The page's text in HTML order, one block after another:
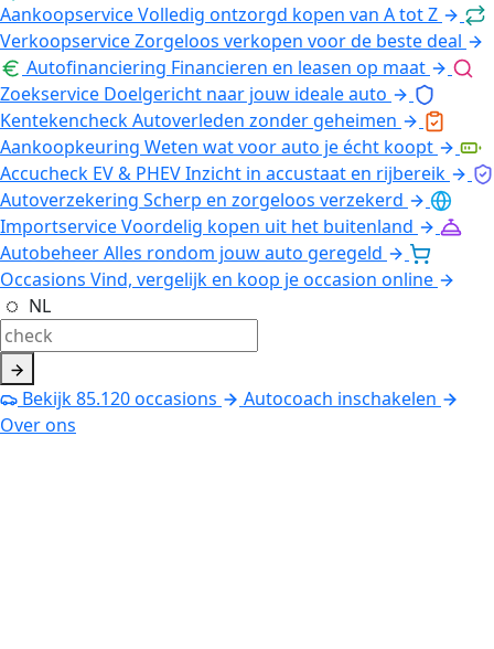
AankoopserviceVolledig ontzorgd kopen van A tot Z
VerkoopserviceZorgeloos verkopen voor de beste deal
Autofinanciering Financieren en leasen op maat
Zoekservice Doelgericht naar jouw ideale auto
KentekencheckAutoverleden zonder geheimen
Aankoopkeuring Weten wat voor auto je écht koopt
Accucheck EV & PHEVInzicht in accustaat en rijbereik
Autoverzekering Scherp en zorgeloos verzekerd
ImportserviceVoordelig kopen uit het buitenland
AutobeheerAlles rondom jouw auto geregeld
Occasions Vind, vergelijk en koop je occasion online
NL
Bekijk85.120occasions
Autocoach inschakelen
Over ons